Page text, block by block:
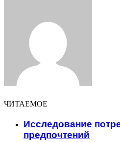
ЧИТАЕМОЕ
Исследование
предпочтений